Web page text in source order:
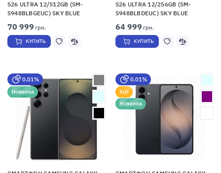
S26 ULTRA 12/512GB (SM-
S948BLBGEUC) SKY BLUE
70 999 грн.
КУПИТЬ
S26 ULTRA 12/256GB (SM-
S948BLBDEUC) SKY BLUE
64 999 грн.
КУПИТЬ
0,01%
Новинка
0,01%
Хит
Новинка